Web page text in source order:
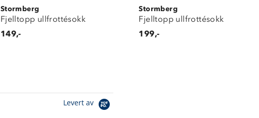
Stormberg
Fjelltopp ullfrottésokk
149,-
Stormberg
Fjelltopp ullfrottésokk
199,-
Levert av